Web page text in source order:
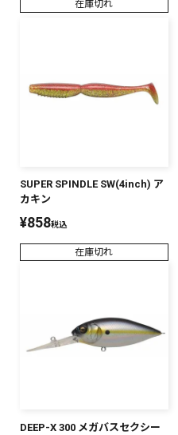
在庫切れ
SUPER SPINDLE SW(4inch) ア
カキン
¥858税込
在庫切れ
DEEP-X 300 メガバスセクシー